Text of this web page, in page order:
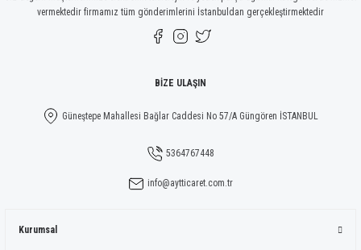
Gönder
vermektedir firmamız tüm gönderimlerini İstanbuldan gerçekleştirmektedir
BİZE ULAŞIN
Güneştepe Mahallesi Bağlar Caddesi No 57/A Güngören İSTANBUL
5364767448
info@aytticaret.com.tr
Kurumsal